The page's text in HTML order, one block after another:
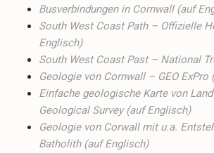
Busverbindungen in Cornwall (auf
South West Coast Path – Offizielle
Englisch)
South West Coast Past – National
Geologie von Cornwall – GEO ExPro
Einfache geologische Karte von
Geological Survey (auf Englisch)
Geologie von Corwall mit u.a.
Batholith (auf Englisch)